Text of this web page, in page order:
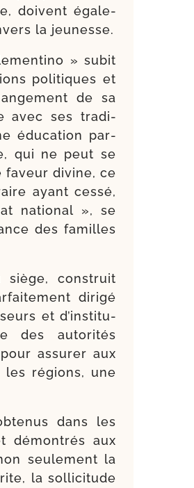
doivent éga­le­
la jeunesse.
» subit
poli­tiques et
de sa
avec ses tra­di­
édu­ca­tion par­
qui ne peut se
faveur divine, ce
ayant ces­sé,
natio­nal », se
des familles
siège, cons­truit
di­rigé
et d’ins­ti­tu­
des auto­ri­tés
as­surer aux
régions, une
dans les
démon­trés aux
seule­ment la
la sol­li­ci­tude